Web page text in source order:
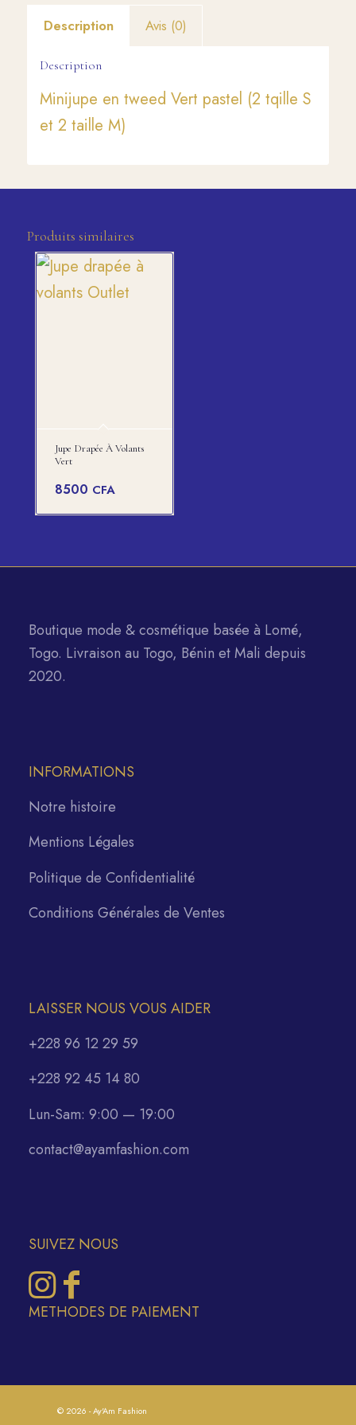
Description Avis (0)
Description
Minijupe en tweed Vert pastel (2 tqille S
et 2 taille M)
Produits similaires
Jupe Drapée À Volants
Vert
8500 CFA
Boutique mode & cosmétique basée à Lomé,
Togo. Livraison au Togo, Bénin et Mali depuis
2020.
INFORMATIONS
Notre histoire
Mentions Légales
Politique de Confidentialité
Conditions Générales de Ventes
LAISSER NOUS VOUS AIDER
+228 96 12 29 59
+228 92 45 14 80
Lun-Sam: 9:00 — 19:00
contact@ayamfashion.com
SUIVEZ NOUS
METHODES DE PAIEMENT
© 2026 - Ay'Am Fashion